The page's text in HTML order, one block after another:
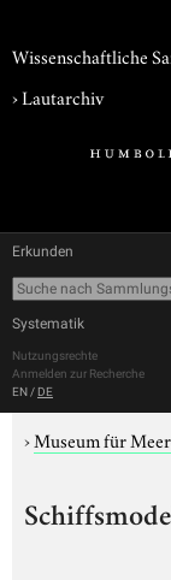
Wissenschaftliche
›Lautarchiv
Erkunden
Systematik
Nutzungsrechte
Anmelden zur Recherche
EN / DE
›Museum für